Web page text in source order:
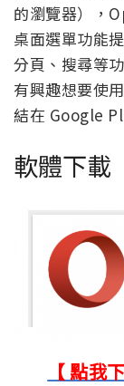
的瀏覽器），
桌面選單功能
分頁、搜尋等
有興趣想要使
結在 Google
軟體下載
【 點